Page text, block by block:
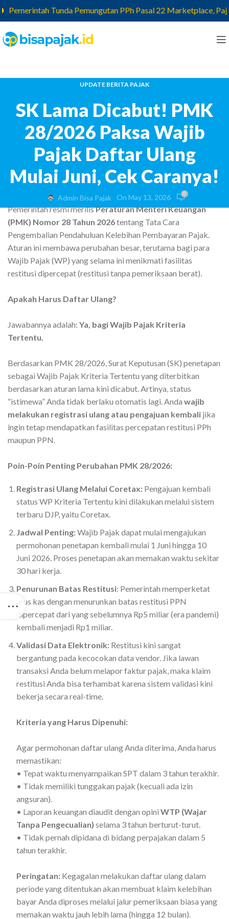
Tunda Pemungutan PPh Pasal 22 Marketplace,
UPDATE BERITA PAJAK
SK Lama Dicabut! PMK
28/2026 Paksa Wajib
Pajak Daftar Ulang
Mulai Juni, Cek Caranya!
Admin Bisa Pajak On May 13, 2026 0
Pemerintah resmi merilisPeraturan Menteri Keuangan
(PMK) Nomor 28 Tahun 2026tentang Tata Cara
Pengembalian Pendahuluan Kelebihan Pembayaran Pajak.
Aturan ini membawa perubahan besar, terutama bagi para
Wajib Pajak (WP) yang selama ini menikmati fasilitas
restitusi dipercepat (restitusi tanpa pemeriksaan berat).
Apakah Harus Daftar Ulang?
Jawabannya adalah: Ya, bagi Wajib Pajak Kriteria
Tertentu.
Berdasarkan PMK 28/2026, Surat Keputusan (SK) penetapan
sebagai Wajib Pajak Kriteria Tertentu yang diterbitkan
berdasarkan aturan lama kini dicabut. Artinya, status
“istimewa” Anda tidak berlaku otomatis lagi. Anda wajib
melakukan registrasi ulang atau pengajuan kembali jika
ingin tetap mendapatkan fasilitas percepatan restitusi PPh
maupun PPN.
Poin-Poin Penting Perubahan PMK 28/2026:
Registrasi Ulang Melalui Coretax: Pengajuan kembali
status WP Kriteria Tertentu kini dilakukan melalui sistem
terbaru DJP, yaitu Coretax.
Jadwal Penting:Wajib Pajak dapat mulai mengajukan
permohonan penetapan kembali mulai 1 Juni hingga 10
Juni 2026. Proses penetapan akan memakan waktu sekitar
30 hari kerja.
Penurunan Batas Restitusi: Pemerintah memperketat
arus kas dengan menurunkan batas restitusi PPN
dipercepat dari yang sebelumnya Rp5 miliar (era pandemi)
kembali menjadi Rp1 miliar.
Validasi Data Elektronik: Restitusi kini sangat
bergantung pada kecocokan data vendor. Jika lawan
transaksi Anda belum melapor faktur pajak, maka klaim
restitusi Anda bisa terhambat karena sistem validasi kini
bekerja secara real-time.
Kriteria yang Harus Dipenuhi:
Agar permohonan daftar ulang Anda diterima, Anda harus
memastikan:
• Tepat waktu menyampaikan SPT dalam 3 tahun terakhir.
• Tidak memiliki tunggakan pajak (kecuali ada izin
angsuran).
• Laporan keuangan diaudit dengan opini WTP (Wajar
Tanpa Pengecualian) selama 3 tahun berturut-turut.
• Tidak pernah dipidana di bidang perpajakan dalam 5
tahun terakhir.
Peringatan: Kegagalan melakukan daftar ulang dalam
periode yang ditentukan akan membuat klaim kelebihan
bayar Anda diproses melalui jalur pemeriksaan biasa yang
memakan waktu jauh lebih lama (hingga 12 bulan).